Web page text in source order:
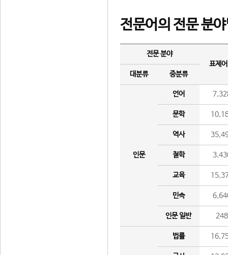
전문어의 전문 분
전문 분야
표제
대분류
중분류
인문
언어
문학
역사
철학
교육
민속
인문 일반 248
법률